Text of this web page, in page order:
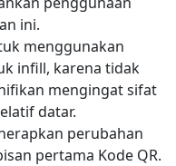
ini.
menggunakan
infill, karena tidak
mengingat sifat
datar.
perubahan
pertama Kode QR.